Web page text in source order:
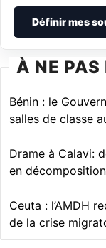
Définir mes
À NE PAS
Bénin : le
salles de classe
Drame à Calavi:
en
Ceuta : l’AMDH
de la crise